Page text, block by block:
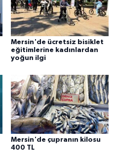
Mersin'de ücretsiz bisiklet
eğitimlerine kadınlardan
yoğun ilgi
Mersin'de çupranın kilosu
400 TL